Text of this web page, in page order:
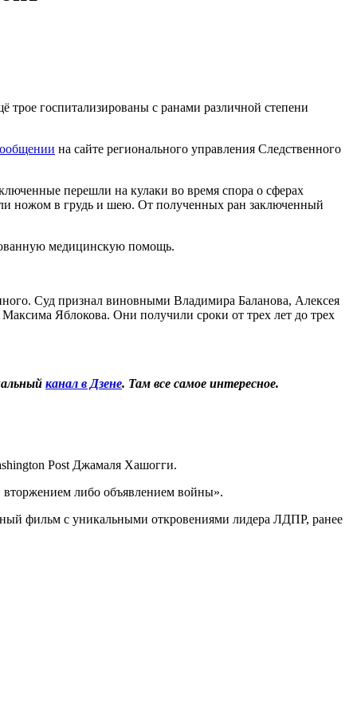
госпитализированы с ранами различной степени
на сайте регионального управления Следственного
перешли на кулаки во время спора о сферах
ножом в грудь и шею. От полученных ран заключенный
медицинскую помощь.
Суд признал виновными Владимира Баланова, Алексея
Яблокова. Они получили сроки от трех лет до трех
канал в Дзене. Там все самое интересное.
Post Джамаля Хашогги.
вторжением либо объявлением войны».
фильм с уникальными откровениями лидера ЛДПР, ранее